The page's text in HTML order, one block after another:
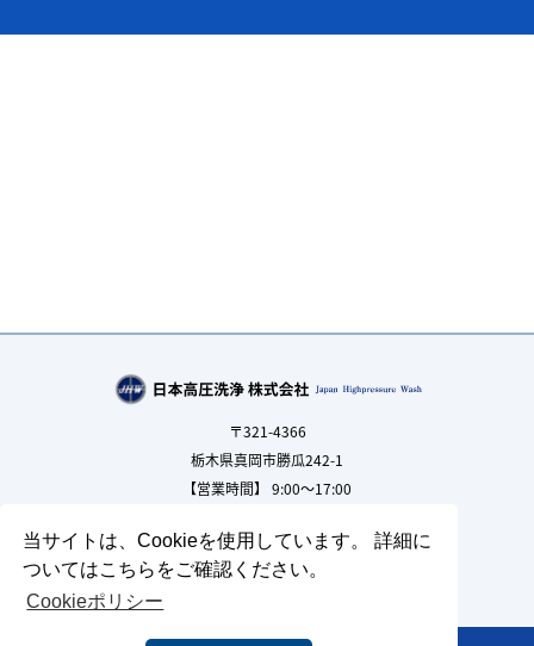
当サイトは、Cookieを使用しています。 詳細に
ついてはこちらをご確認ください。
Cookieポリシー
〒321-4366
栃木県真岡市勝瓜242-1
【営業時間】 9:00～17:00
TEL.0285-81-7676
FAX.0285-81-7677